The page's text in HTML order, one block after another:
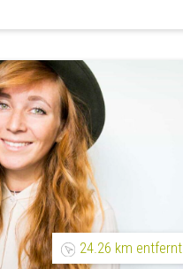
24.26 km entfernt